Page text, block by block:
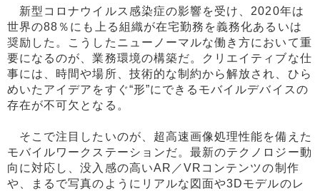
新型コロナウイルス感染症の影響を受け、2020年は
世界の88％にも上る組織が在宅勤務を義務化あるいは
奨励した。こうしたニューノーマルな働き方において重
要になるのが、業務環境の構築だ。クリエイティブな仕
事には、時間や場所、技術的な制約から解放され、ひら
めいたアイデアをすぐ“形”にできるモバイルデバイスの
存在が不可欠となる。
そこで注目したいのが、超高速画像処理性能を備えた
モバイルワークステーションだ。最新のテクノロジー動
向に対応し、没入感の高いAR／VRコンテンツの制作
や、まるで写真のようにリアルな図面や3Dモデルのレ